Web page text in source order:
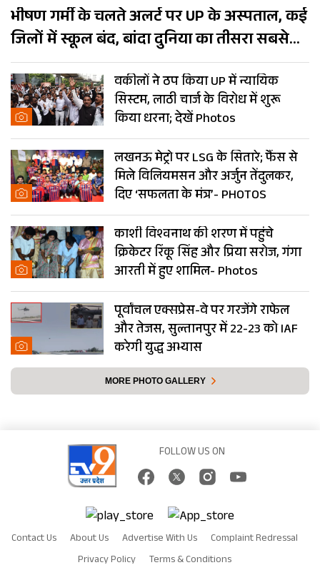
भीषण गर्मी के चलते अलर्ट पर UP के अस्पताल, कई
जिलों में स्कूल बंद, बांदा दुनिया का तीसरा सबसे
गर्म शहर
वकीलों ने ठप किया UP में न्यायिक
सिस्टम, लाठी चार्ज के विरोध में शुरू
किया धरना; देखें Photos
लखनऊ मेट्रो पर LSG के सितारे; फैंस से
मिले विलियमसन और अर्जुन तेंदुलकर,
दिए ‘सफलता के मंत्र’- PHOTOS
काशी विश्वनाथ की शरण में पहुंचे
क्रिकेटर रिंकू सिंह और प्रिया सरोज, गंगा
आरती में हुए शामिल- Photos
पूर्वांचल एक्सप्रेस-वे पर गरजेंगे राफेल
और तेजस, सुल्तानपुर में 22-23 को IAF
करेगी युद्ध अभ्यास
MORE PHOTO GALLERY
FOLLOW US ON
Contact Us About Us Advertise With Us
Complaint Redressal
Privacy Policy
Terms & Conditions